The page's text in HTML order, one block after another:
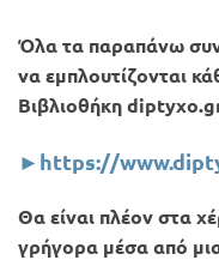
Όλα τα παραπάνω
να εμπλουτίζονται
Βιβλιοθήκη
►https://
Θα είναι πλέον στα
γρήγορα μέσα από